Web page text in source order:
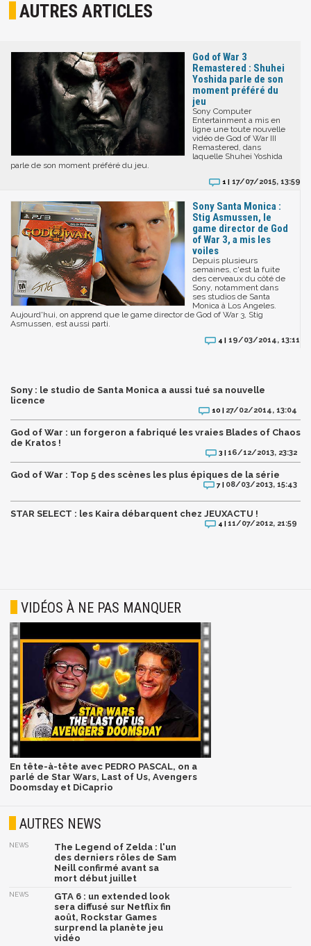
AUTRES ARTICLES
God of War 3
Remastered : Shuhei
Yoshida parle de son
moment préféré du
jeu
Sony Computer
Entertainment a mis en
ligne une toute nouvelle
vidéo de God of War III
Remastered, dans
laquelle Shuhei Yoshida
parle de son moment préféré du jeu.
1 | 17/07/2015, 13:59
Sony Santa Monica :
Stig Asmussen, le
game director de God
of War 3, a mis les
voiles
Depuis plusieurs
semaines, c'est la fuite
des cerveaux du côté de
Sony, notamment dans
ses studios de Santa
Monica à Los Angeles.
Aujourd'hui, on apprend que le game director de God of War 3, Stig
Asmussen, est aussi parti.
4 | 19/03/2014, 13:11
Sony : le studio de Santa Monica a aussi tué sa nouvelle
licence
10 | 27/02/2014, 13:04
God of War : un forgeron a fabriqué les vraies Blades of Chaos
de Kratos !
3 |16/12/2013, 23:32
God of War : Top 5 des scènes les plus épiques de la série
7 | 08/03/2013, 15:43
STAR SELECT : les Kaira débarquent chez JEUXACTU !
4 |11/07/2012, 21:59
VIDÉOS À NE PAS MANQUER
En tête-à-tête avec PEDRO PASCAL, on a
parlé de Star Wars, Last of Us, Avengers
Doomsday et DiCaprio
AUTRES NEWS
NEWS
The Legend of Zelda : l'un
des derniers rôles de Sam
Neill confirmé avant sa
mort début juillet
NEWS
GTA 6 : un extended look
sera diffusé sur Netflix fin
août, Rockstar Games
surprend la planète jeu
vidéo